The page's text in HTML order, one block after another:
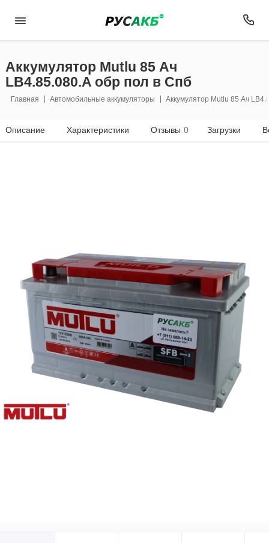
Аккумулятор Mutlu 85 Ач
LB4.85.080.A обр пол в Спб
Главная Автомобильные аккумуляторы Аккумулятор Mutlu 85 Ач
Описание Характеристики Отзывы 0 Загрузки